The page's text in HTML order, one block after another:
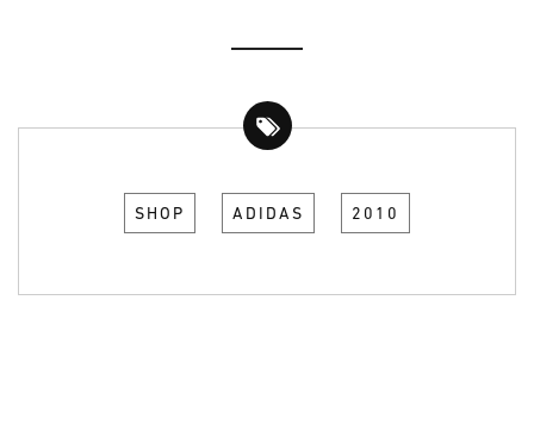
SHOP ADIDAS 2010